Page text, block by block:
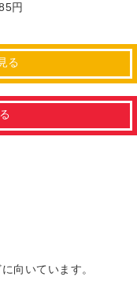
円
る
向いています。